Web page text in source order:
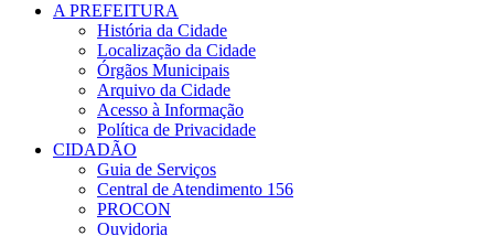
A PREFEITURA
História da Cidade
Localização da Cidade
Órgãos Municipais
Arquivo da Cidade
Acesso à Informação
Política de Privacidade
CIDADÃO
Guia de Serviços
Central de Atendimento 156
PROCON
Ouvidoria